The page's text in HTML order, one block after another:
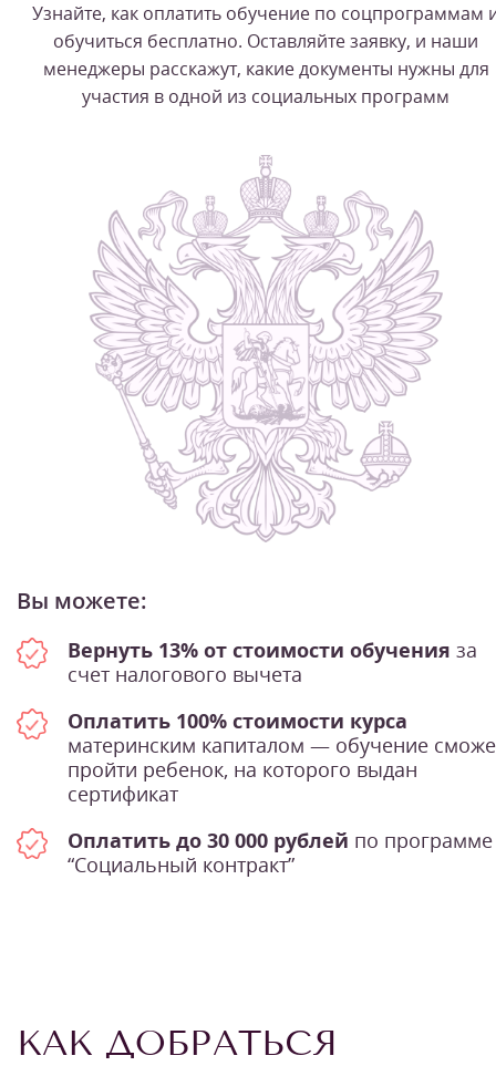
Узнайте, как оплатить обучение по соцпрограммам
обучиться бесплатно. Оставляйте заявку, и наши
менеджеры расскажут, какие документы нужны для
участия в одной из социальных программ
Вы можете:
Вернуть 13% от стоимости обучения за
счет налогового вычета
Оплатить 100% стоимости курса
материнским капиталом — обучение
пройти ребенок, на которого выдан
сертификат
Оплатить до 30 000 рублей по программе
“Социальный контракт”
КАК ДОБРАТЬСЯ